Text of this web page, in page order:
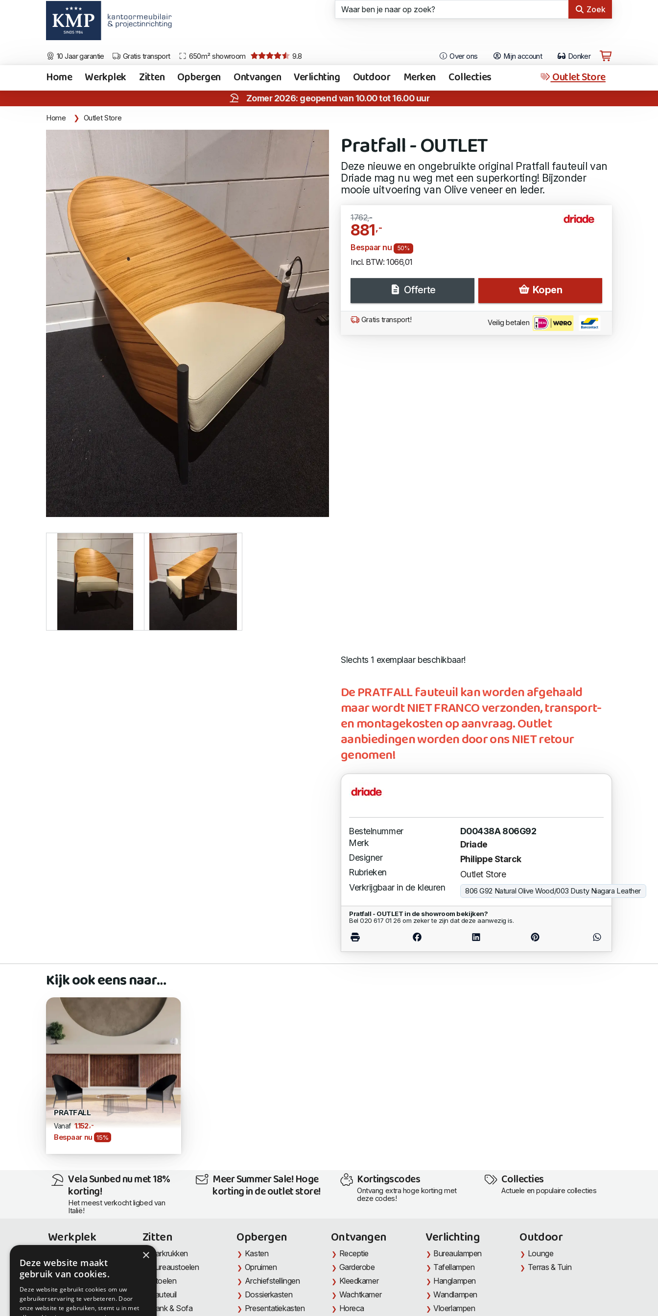
Zoek
10 Jaar garantie Gratis transport 650m² showroom 9.8 Over ons Mijn account Donker
Home Werkplek Zitten Opbergen Ontvangen Verlichting Outdoor Merken Collecties Outlet Store
Zomer 2026: geopend van 10.00 tot 16.00 uur
Home Outlet Store
Pratfall - OUTLET
Deze nieuwe en ongebruikte original Pratfall fauteuil van
Driade mag nu weg met een superkorting! Bijzonder
mooie uitvoering van Olive veneer en leder.
1762,-
881,-
Bespaar nu 50%
Incl. BTW: 1066,01
Offerte Kopen
Gratis transport! Veilig betalen
Slechts 1 exemplaar beschikbaar!
De PRATFALL fauteuil kan worden afgehaald
maar wordt NIET FRANCO verzonden, transport-
en montagekosten op aanvraag. Outlet
aanbiedingen worden door ons NIET retour
genomen!
Bestelnummer
D00438A 806G92
Merk
Driade
Designer
Philippe Starck
Rubrieken
Outlet Store
Verkrijgbaar in de kleuren
806 G92 Natural Olive Wood/003 Dusty Niagara Leather
Pratfall - OUTLET in de showroom bekijken?
Bel 020 617 01 26 om zeker te zijn dat deze aanwezig is.
Kijk ook eens naar…
PRATFALL
Vanaf 1.152,-
Bespaar nu 15%
Vela Sunbed nu met 18%
korting!
Het meest verkocht ligbed van
Italië!
Meer Summer Sale! Hoge
korting in de outlet store!
Kortingscodes
Ontvang extra hoge korting met
deze codes!
Collecties
Actuele en populaire collecties
Werkplek
Thuiswerkplek
Zit-Sta bureaus
Directiemeubilair
Akoestiek & Privacy
Zitten
Barkrukken
Bureaustoelen
Stoelen
Fauteuil
Bank & Sofa
Opbergen
Kasten
Opruimen
Archiefstellingen
Dossierkasten
Presentatiekasten
Ontvangen
Receptie
Garderobe
Kleedkamer
Wachtkamer
Horeca
Verlichting
Bureaulampen
Tafellampen
Hanglampen
Wandlampen
Vloerlampen
Outdoor
Lounge
Terras & Tuin
×
Deze website maakt
gebruik van cookies.
Deze website gebruikt cookies om uw
gebruikerservaring te verbeteren. Door
onze website te gebruiken, stemt u in met